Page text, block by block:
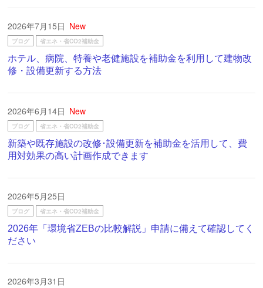
2026年7月15日 New
ブログ 省エネ・省CO2補助金
ホテル、病院、特養や老健施設を補助金を利用して建物改
修・設備更新する方法
2026年6月14日 New
ブログ 省エネ・省CO2補助金
新築や既存施設の改修･設備更新を補助金を活用して、費
用対効果の高い計画作成できます
2026年5月25日
ブログ 省エネ・省CO2補助金
2026年「環境省ZEBの比較解説」申請に備えて確認してく
ださい
2026年3月31日